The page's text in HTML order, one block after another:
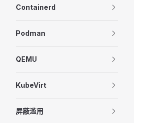
Containerd
Podman
QEMU
KubeVirt
屏蔽滥用